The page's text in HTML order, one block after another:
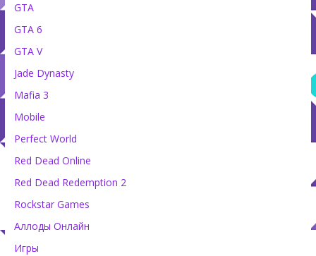
GTA
GTA 6
GTA V
Jade Dynasty
Mafia 3
Mobile
Perfect World
Red Dead Online
Red Dead Redemption 2
Rockstar Games
Аллоды Онлайн
Игры